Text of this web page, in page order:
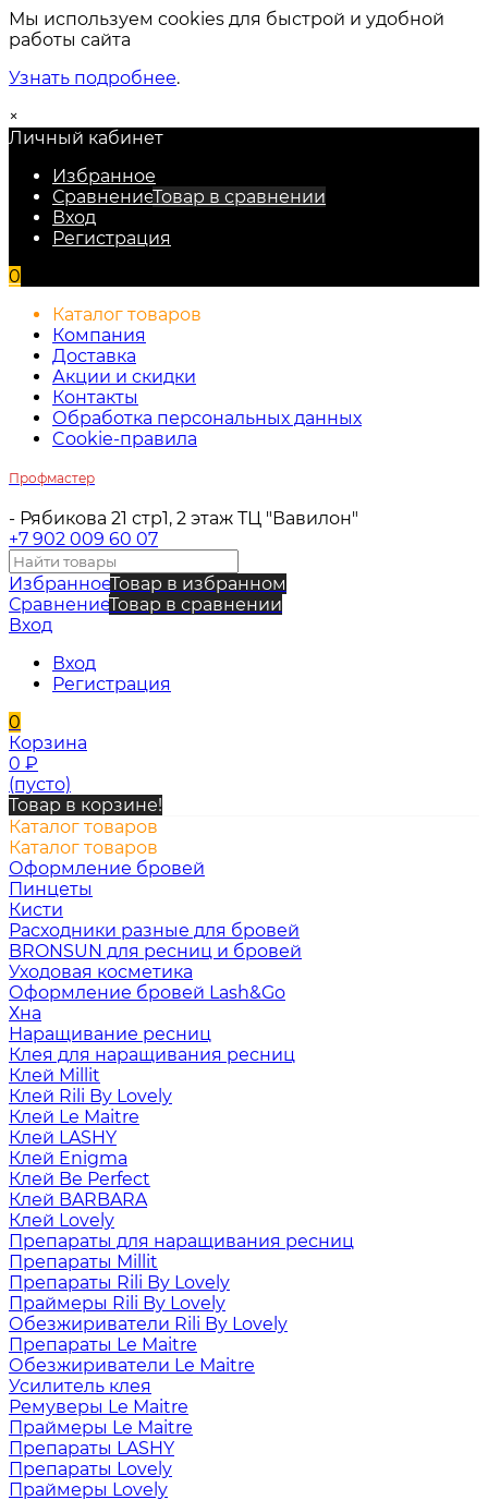
Мы используем cookies для быстрой и удобной
работы сайта
Узнать подробнее.
×
Личный кабинет
Избранное
СравнениеТовар в сравнении
Вход
Регистрация
0
Каталог товаров
Компания
Доставка
Акции и скидки
Контакты
Обработка персональных данных
Cookie-правила
Профмастер
- Рябикова 21 стр1, 2 этаж ТЦ "Вавилон"
+7 902 009 60 07
ИзбранноеТовар в избранном
СравнениеТовар в сравнении
Вход
Вход
Регистрация
0
Корзина
0 ₽
(пусто)
Товар в корзине!
Каталог товаров
Каталог товаров
Оформление бровей
Пинцеты
Кисти
Расходники разные для бровей
BRONSUN для ресниц и бровей
Уходовая косметика
Оформление бровей Lash&Go
Хна
Наращивание ресниц
Клея для наращивания ресниц
Клей Millit
Клей Rili By Lovely
Клей Le Maitre
Клей LASHY
Клей Enigma
Клей Be Perfect
Клей BARBARA
Клей Lovely
Препараты для наращивания ресниц
Препараты Millit
Препараты Rili By Lovely
Праймеры Rili By Lovely
Обезжириватели Rili By Lovely
Препараты Le Maitre
Обезжириватели Le Maitre
Усилитель клея
Ремуверы Le Maitre
Праймеры Le Maitre
Препараты LASHY
Препараты Lovely
Праймеры Lovely